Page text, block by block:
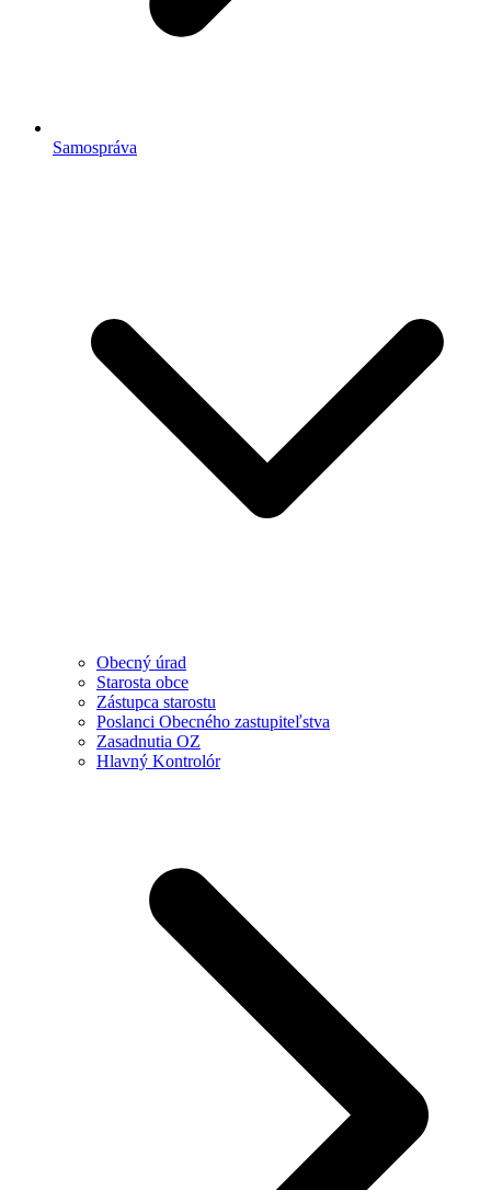
Samospráva
Obecný úrad
Starosta obce
Zástupca starostu
Poslanci Obecného zastupiteľstva
Zasadnutia OZ
Hlavný Kontrolór